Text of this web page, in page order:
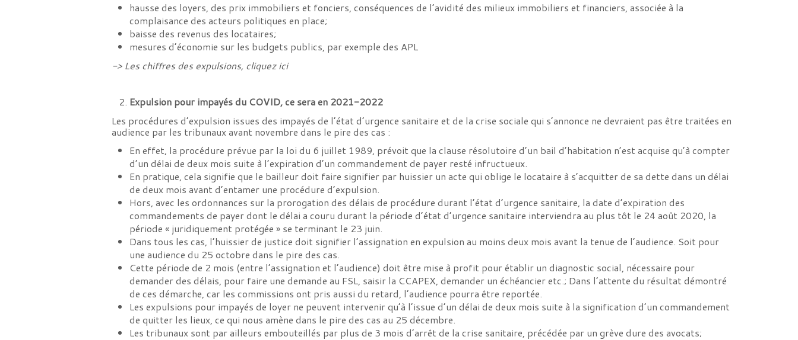
hausse des loyers, des prix immobiliers et fonciers, conséquences de l’avidité des milieux immobiliers et financiers, associée à la
complaisance des acteurs politiques en place;
baisse des revenus des locataires;
mesures d’économie sur les budgets publics, par exemple des APL
-> Les chiffres des expulsions, cliquez ici
Expulsion pour impayés du COVID, ce sera en 2021-2022
Les procédures d’expulsion issues des impayés de l’état d’urgence sanitaire et de la crise sociale qui s’annonce ne devraient pas être traitées en
audience par les tribunaux avant novembre dans le pire des cas :
En effet, la procédure prévue par la loi du 6 juillet 1989, prévoit que la clause résolutoire d’un bail d’habitation n’est acquise qu’à compter
d’un délai de deux mois suite à l’expiration d’un commandement de payer resté infructueux.
En pratique, cela signifie que le bailleur doit faire signifier par huissier un acte qui oblige le locataire à s’acquitter de sa dette dans un délai
de deux mois avant d’entamer une procédure d’expulsion.
Hors, avec les ordonnances sur la prorogation des délais de procédure durant l’état d’urgence sanitaire, la date d’expiration des
commandements de payer dont le délai a couru durant la période d’état d’urgence sanitaire interviendra au plus tôt le 24 août 2020, la
période « juridiquement protégée » se terminant le 23 juin.
Dans tous les cas, l’huissier de justice doit signifier l’assignation en expulsion au moins deux mois avant la tenue de l’audience. Soit pour
une audience du 25 octobre dans le pire des cas.
Cette période de 2 mois (entre l’assignation et l’audience) doit être mise à profit pour établir un diagnostic social, nécessaire pour
demander des délais, pour faire une demande au FSL, saisir la CCAPEX, demander un échéancier etc.; Dans l’attente du résultat démontré
de ces démarche, car les commissions ont pris aussi du retard, l’audience pourra être reportée.
Les expulsions pour impayés de loyer ne peuvent intervenir qu’à l’issue d’un délai de deux mois suite à la signification d’un commandement
de quitter les lieux, ce qui nous amène dans le pire des cas au 25 décembre.
Les tribunaux sont par ailleurs embouteillés par plus de 3 mois d’arrêt de la crise sanitaire, précédée par un grève dure des avocats;